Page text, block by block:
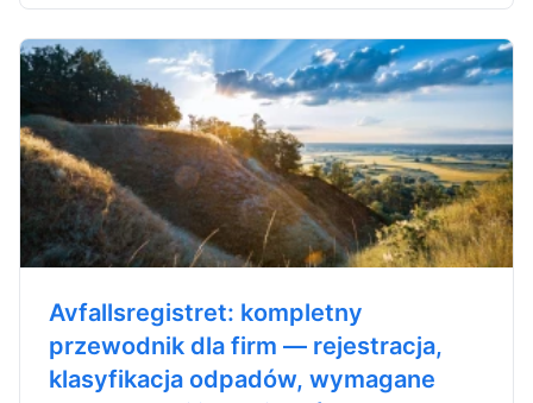
Avfallsregistret: kompletny
przewodnik dla firm — rejestracja,
klasyfikacja odpadów, wymagane